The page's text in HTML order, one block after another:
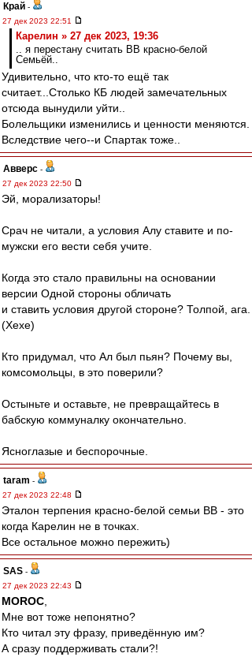
Край -
27 дек 2023 22:51
Карелин » 27 дек 2023, 19:36
.. я перестану считать ВВ красно-белой
Семьёй..
Удивительно, что кто-то ещё так
считает...Столько КБ людей замечательных
отсюда вынудили уйти..
Болельщики изменились и ценности меняются.
Вследствие чего--и Спартак тоже..
Авверс -
27 дек 2023 22:50
Эй, морализаторы!
Срач не читали, а условия Алу ставите и по-
мужски его вести себя учите.
Когда это стало правильны на основании
версии Одной стороны обличать
и ставить условия другой стороне? Толпой, ага.
(Хехе)
Кто придумал, что Ал был пьян? Почему вы,
комсомольцы, в это поверили?
Остыньте и оставьте, не превращайтесь в
бабскую коммуналку окончательно.
Ясноглазые и беспорочные.
taram -
27 дек 2023 22:48
Эталон терпения красно-белой семьи ВВ - это
когда Карелин не в точках.
Все остальное можно пережить)
SAS -
27 дек 2023 22:43
MOROC
Мне вот тоже непонятно?
Кто читал эту фразу, приведённую им?
А сразу поддерживать стали?!